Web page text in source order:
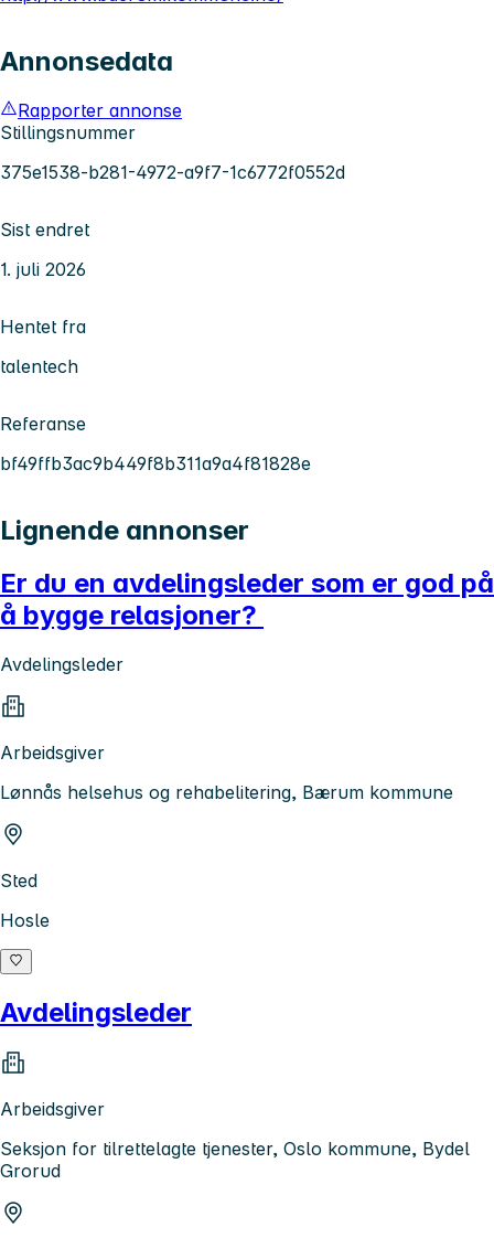
Annonsedata
Rapporter annonse
Stillingsnummer
375e1538-b281-4972-a9f7-1c6772f0552d
Sist endret
1. juli 2026
Hentet fra
talentech
Referanse
bf49ffb3ac9b449f8b311a9a4f81828e
Lignende annonser
Er du en avdelingsleder som er god på
å bygge relasjoner?
Avdelingsleder
Arbeidsgiver
Lønnås helsehus og rehabelitering, Bærum kommune
Sted
Hosle
Avdelingsleder
Arbeidsgiver
Seksjon for tilrettelagte tjenester, Oslo kommune, Bydel
Grorud